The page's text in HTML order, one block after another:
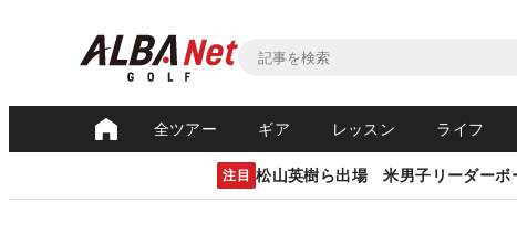
全ツアー ギア レッスン ライフ
注目 松山英樹ら出場 米男子リーダーボ